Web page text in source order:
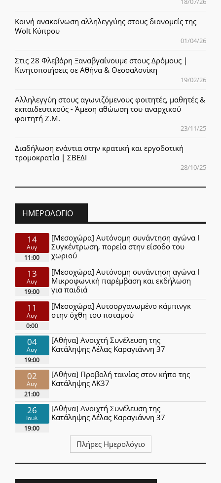
Κοινή ανακοίνωση αλληλεγγύης στους διανομείς της
Wolt Κύπρου
01/04/26
Στις 28 Φλεβάρη Ξαναβγαίνουμε στους Δρόμους |
Κινητοποιήσεις σε Αθήνα & Θεσσαλονίκη
19/02/26
Αλληλεγγύη στους αγωνιζόμενους φοιτητές, μαθητές &
εκπαιδευτικούς - Άμεση αθώωση του αναρχικού
φοιτητή Ζ.Μ.
23/11/25
Διαδήλωση ενάντια στην κρατική και εργοδοτική
τρομοκρατία | ΣΒΕΔΙ
28/10/25
ΗΜΕΡΟΛΌΓΙΟ
14
Αυγ
11:00
[Μεσοχώρα] Αυτόνομη συνάντηση αγώνα Ι
Συγκέντρωση, πορεία στην είσοδο του
χωριού
13
Αυγ
19:00
[Μεσοχώρα] Αυτόνομη συνάντηση αγώνα Ι
Μικροφωνική παρέμβαση και εκδήλωση
για παιδιά
11
Αυγ
0:00
[Μεσοχώρα] Αυτοοργανωμένο κάμπινγκ
στην όχθη του ποταμού
04
Αυγ
19:00
[Αθήνα] Ανοιχτή Συνέλευση της
Κατάληψης Λέλας Καραγιάννη 37
02
Αυγ
21:00
[Αθήνα] Προβολή ταινίας στον κήπο της
Κατάληψης ΛΚ37
26
Ιουλ
19:00
[Αθήνα] Ανοιχτή Συνέλευση της
Κατάληψης Λέλας Καραγιάννη 37
Πλήρες Ημερολόγιο